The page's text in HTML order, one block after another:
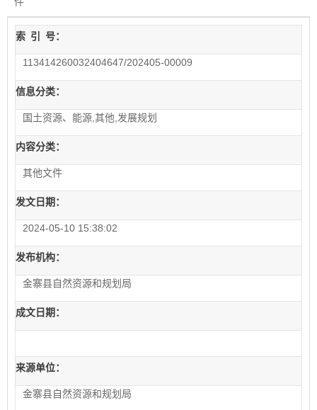
索 引 号：
113414260032404647/202405-00009
信息分类：
国土资源、能源,其他,发展规划
内容分类：
其他文件
发文日期：
2024-05-10 15:38:02
发布机构：
金寨县自然资源和规划局
成文日期：
来源单位：
金寨县自然资源和规划局